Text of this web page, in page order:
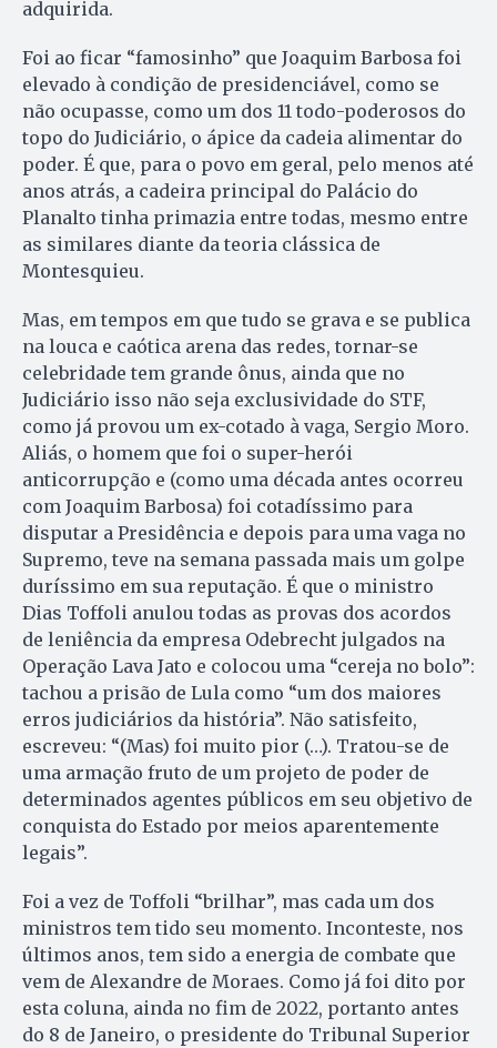
adquirida.
Foi ao ficar “famosinho” que Joaquim Barbosa foi
elevado à condição de presidenciável, como se
não ocupasse, como um dos 11 todo-poderosos do
topo do Judiciário, o ápice da cadeia alimentar do
poder. É que, para o povo em geral, pelo menos até
anos atrás, a cadeira principal do Palácio do
Planalto tinha primazia entre todas, mesmo entre
as similares diante da teoria clássica de
Montesquieu.
Mas, em tempos em que tudo se grava e se publica
na louca e caótica arena das redes, tornar-se
celebridade tem grande ônus, ainda que no
Judiciário isso não seja exclusividade do STF,
como já provou um ex-cotado à vaga, Sergio Moro.
Aliás, o homem que foi o super-herói
anticorrupção e (como uma década antes ocorreu
com Joaquim Barbosa) foi cotadíssimo para
disputar a Presidência e depois para uma vaga no
Supremo, teve na semana passada mais um golpe
duríssimo em sua reputação. É que o ministro
Dias Toffoli anulou todas as provas dos acordos
de leniência da empresa Odebrecht julgados na
Operação Lava Jato e colocou uma “cereja no bolo”:
tachou a prisão de Lula como “um dos maiores
erros judiciários da história”. Não satisfeito,
escreveu: “(Mas) foi muito pior (…). Tratou-se de
uma armação fruto de um projeto de poder de
determinados agentes públicos em seu objetivo de
conquista do Estado por meios aparentemente
legais”.
Foi a vez de Toffoli “brilhar”, mas cada um dos
ministros tem tido seu momento. Inconteste, nos
últimos anos, tem sido a energia de combate que
vem de Alexandre de Moraes. Como já foi dito por
esta coluna, ainda no fim de 2022, portanto antes
do 8 de Janeiro, o presidente do Tribunal Superior